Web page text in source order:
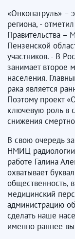
«Онкопатруль» –
региона, -
Правительства –
Пензенской
участников. - В
занимает второе
населения.
рака является
Поэтому проект
ключевую роль в
снижения
В свою очередь
НМИЦ
работе Галина
охватывает
общественность,
медицинский
администрацию
сделать наше
именно раннее